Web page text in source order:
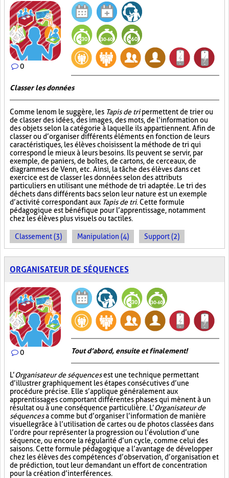
0
Classer les données
Comme le nom le suggère, les Tapis de tripermettent de trier ou
de classer des idées, des images, des mots, de l’information ou
des objets selon la catégorie à laquelle ils appartiennent. Afin de
classer ou d’organiser différents éléments en fonction de leurs
caractéristiques, les élèves choisissent la méthode de tri qui
correspond le mieux à leurs besoins. Ils peuvent se servir, par
exemple, de paniers, de boîtes, de cartons, de cerceaux, de
diagrammes de Venn, etc. Ainsi, la tâche des élèves dans cet
exercice est de classer les données selon des attributs
particuliers en utilisant une méthode de tri adaptée. Le tri des
déchets dans différents bacs selon leur nature est un exemple
d’activité correspondant aux Tapis de tri. Cette formule
pédagogique est bénéfique pour l’apprentissage, notamment
chez les élèves plus visuels ou tactiles.
Classement (3) Manipulation (4) Support (2)
ORGANISATEUR DE SÉQUENCES
0 Tout d’abord, ensuite et finalement!
L’Organisateur de séquencesest une technique permettant
d’illustrer graphiquement les étapes consécutives d’une
procédure précise. Elle s’applique généralement aux
apprentissages comportant différentes phases qui mènent à un
résultat ou à une conséquence particulière. L’Organisateur de
séquencesa comme but d’organiser l’information de manière
visuellegrâce à l’utilisation de cartes ou de photos classées dans
l’ordre pour représenter la progression ou l’évolution d’une
séquence, ou encore la régularité d’un cycle, comme celui des
saisons. Cette formule pédagogique a l’avantage de développer
chez les élèves des compétences d’observation, d’organisation et
de prédiction, tout leur demandant un effort de concentration
pour la création d’interférences.